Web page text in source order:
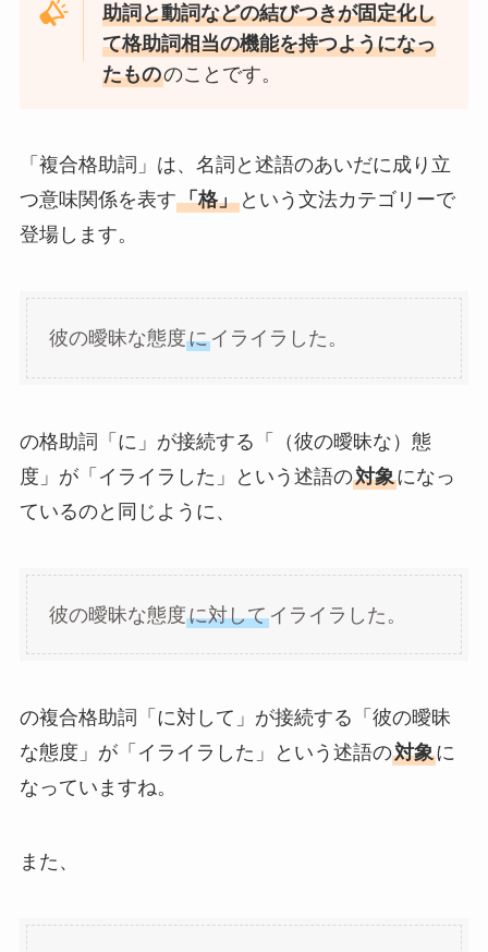
助詞と動詞などの結びつきが固定化し
て格助詞相当の機能を持つようになっ
たもののことです。
「複合格助詞」は、名詞と述語のあいだに成り立
つ意味関係を表す「格」という文法カテゴリーで
登場します。
彼の曖昧な態度にイライラした。
の格助詞「に」が接続する「（彼の曖昧な）態
度」が「イライラした」という述語の対象になっ
ているのと同じように、
彼の曖昧な態度に対してイライラした。
の複合格助詞「に対して」が接続する「彼の曖昧
な態度」が「イライラした」という述語の対象に
なっていますね。
また、